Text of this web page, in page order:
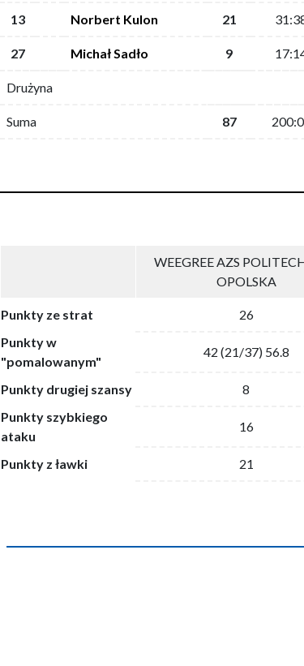
13 Norbert Kulon 21
27 Michał Sadło 9
Drużyna
Suma 87
WEEGREE AZS
OPOLSKA
Punkty ze strat 26
Punkty w
"pomalowanym"
42 (21/37) 56.8
Punkty drugiej szansy 8
Punkty szybkiego
ataku
16
Punkty z ławki 21